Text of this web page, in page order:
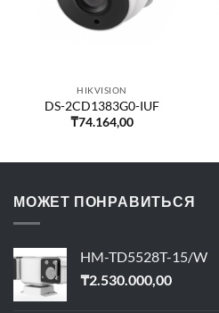
HIKVISION
DS-2CD1383G0-IUF
₸74.164,00
МОЖЕТ ПОНРАВИТЬСЯ
HM-TD5528T-15/W
₸2.530.000,00